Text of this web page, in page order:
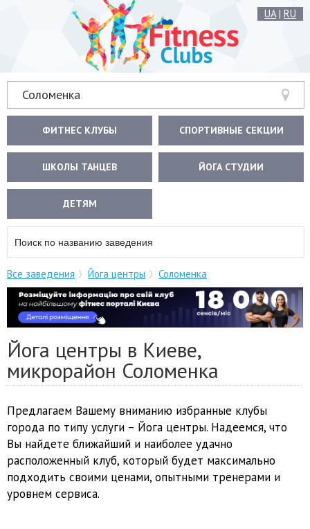
UA| RU
Соломенка
ФИТНЕС КЛУБЫ СПОРТИВНЫЕ СЕКЦИИ
ШКОЛЫ ТАНЦЕВ ЙОГА СТУДИИ
ДЕТЯМ
Все заведения Йога центры Соломенка
Йога центры в Киеве,
микрорайон Соломенка
Предлагаем Вашему вниманию избранные клубы
города по типу услуги – Йога центры. Надеемся, что
Вы найдете ближайший и наиболее удачно
расположенный клуб, который будет максимально
подходить своими ценами, опытными тренерами и
уровнем сервиса.